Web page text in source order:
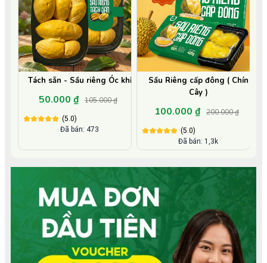
Tách sẵn - Sầu riêng Óc khỉ
50.000 ₫ 105.000 ₫
(5.0)
Đã bán: 473
Sầu Riêng cấp đông ( Chín
Cây )
100.000 ₫ 200.000 ₫
(5.0)
Đã bán: 1,3k